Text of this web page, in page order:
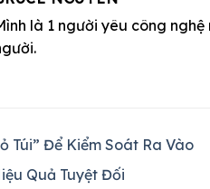
là 1 người yêu công
Túi” Để Kiểm Soát Ra Vào
Quả Tuyệt Đối